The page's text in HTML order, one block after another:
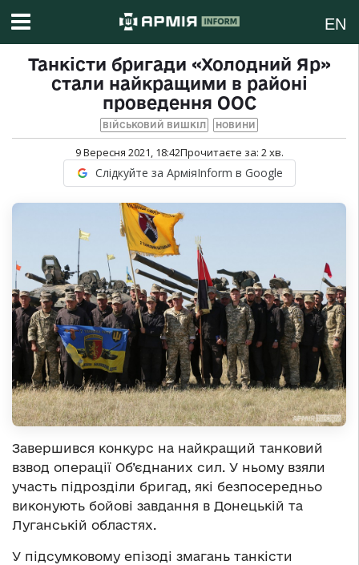
EN
Танкісти бригади «Холодний Яр»
стали найкращими в районі
проведення ООС
ВІЙСЬКОВИЙ ВИШКІЛ НОВИНИ
9 Вересня 2021, 18:42Прочитаєте за: 2хв.
Слідкуйте за АрміяInform в Google
Завершився конкурс на найкращий танковий
взвод операції Об’єднаних сил. У ньому взяли
участь підрозділи бригад, які безпосередньо
виконують бойові завдання в Донецькій та
Луганській областях.
У підсумковому епізоді змагань танкісти